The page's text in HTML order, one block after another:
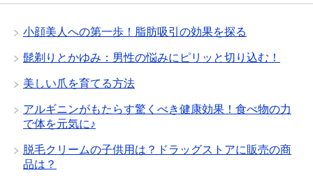
小顔美人への第一歩！脂肪吸引の効果を探る
髭剃りとかゆみ：男性の悩みにピリッと切り込む！
美しい爪を育てる方法
アルギニンがもたらす驚くべき健康効果！食べ物の力
で体を元気に♪
脱毛クリームの子供用は？ドラッグストアに販売の商
品は？